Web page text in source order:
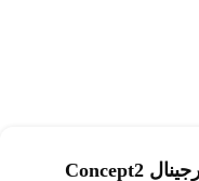
دستگاه روئینگ کانسپت 2 اورجینال Concept2